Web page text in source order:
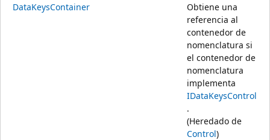
DataKeysContainer
Obtiene una
referencia al
contenedor de
nomenclatura si
el contenedor de
nomenclatura
implementa
IDataKeysControl
.
(Heredado de
Control)